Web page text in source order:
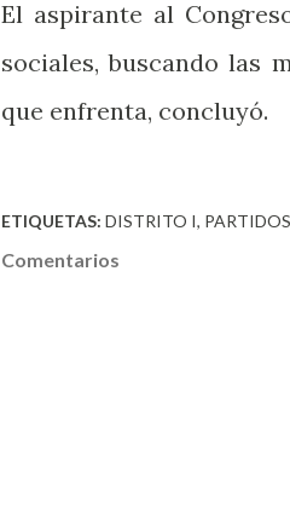
El aspirante al
sociales, buscando las
que enfrenta, concluyó.
ETIQUETAS: DISTRITO I
Comentarios